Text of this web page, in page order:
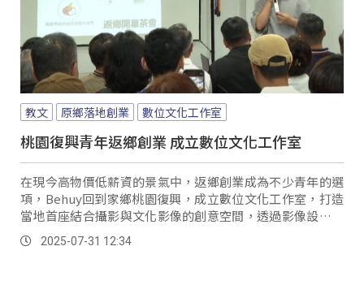
教文 原鄉落地創業 數位文化工作室
桃園復興青年返鄉創業 成立數位文化工作室
在現今高物價低薪資的景氣中，返鄉創業成為不少青年的選
項，Behuy回到家鄉桃園復興，成立數位文化工作室，打造
當地首座結合攝影與文化影像的創意空間，透過影像設計與
數位化來紀錄部落的文化，也讓返鄉的夢想真正在家鄉落地
生根。2025-07-31 12:34